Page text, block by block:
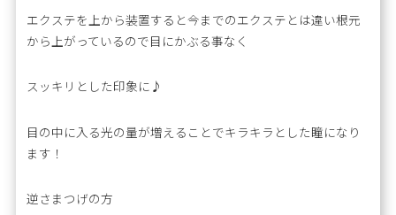
エクステを上から装置すると今までのエクステとは違い根元
から上がっているので目にかぶる事なく
スッキリとした印象に♪
目の中に入る光の量が増えることでキラキラとした瞳になり
ます！
逆さまつげの方